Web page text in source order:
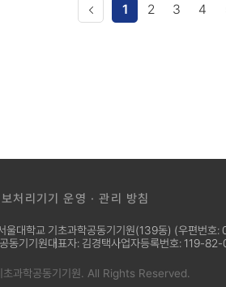
1 2 3 4
울대학교 기초과학공동기기원(139동) (우편번호:
동기기원대표자: 김경택사업자등록번호: 119-
처리기기 운영 · 관리 방침
과학공동기기원. All Rights Reserved.